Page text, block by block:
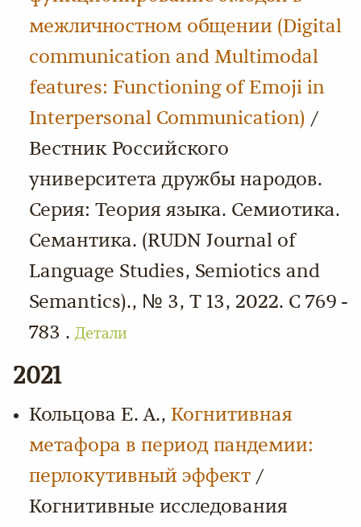
межличностном общении (Digital
communication and Multimodal
features: Functioning of Emoji in
Interpersonal Communication) /
Вестник Российского
университета дружбы народов.
Серия: Теория языка. Семиотика.
Семантика. (RUDN Journal of
Language Studies, Semiotics and
Semantics)., № 3, Т 13, 2022. С 769 -
783 . Детали
2021
Кольцова Е. А., Когнитивная
метафора в период пандемии:
перлокутивный эффект /
Когнитивные исследования